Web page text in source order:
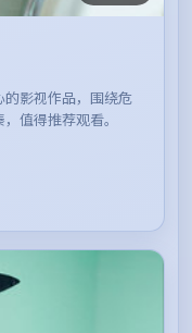
影视作品，围绕危
值得推荐观看。